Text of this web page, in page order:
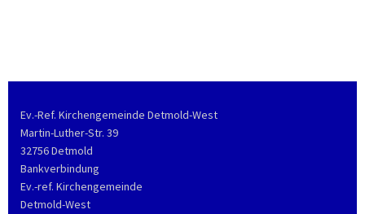
Ev.-Ref. Kirchengemeinde Detmold-West
Martin-Luther-Str. 39
32756 Detmold
Bankverbindung
Ev.-ref. Kirchengemeinde
Detmold-West